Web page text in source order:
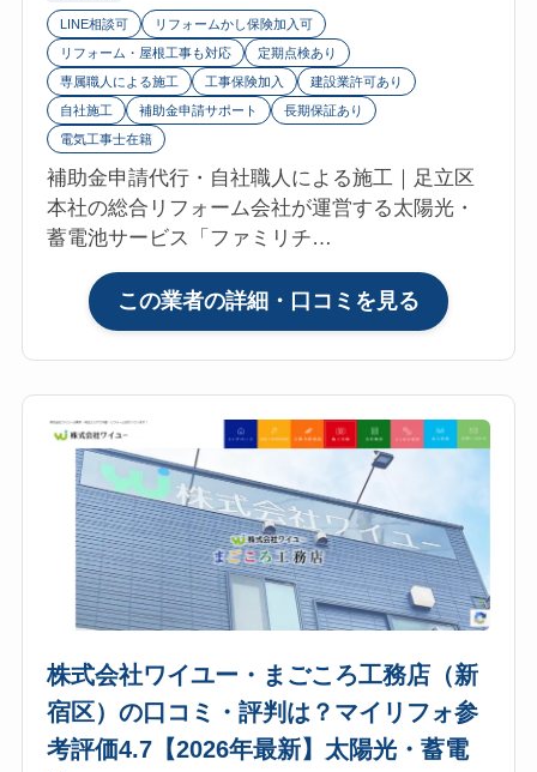
リ
フ
参
評
価
4.8【2026
年
最
太
陽
光・
蓄
電
池
LINE相談可
リフォームかし保険加入可
リフォーム・屋根工事も対応
定期点検あり
専属職人による施工
工事保険加入
建設業許可あり
自社施工
補助金申請サポート
長期保証あり
電気工事士在籍
補助金申請代行・自社職人による施工｜足立区
本社の総合リフォーム会社が運営する太陽光・
蓄電池サービス「ファミリチ…
この業者の詳細・口コミを見る
株
式
会
社
フ
リ
ー
工
房
（フ
ァ
ミ
リ
株式会社ワイユー・まごころ工務店（新
宿区）の口コミ・評判は？マイリフォ参
考評価4.7【2026年最新】太陽光・蓄電